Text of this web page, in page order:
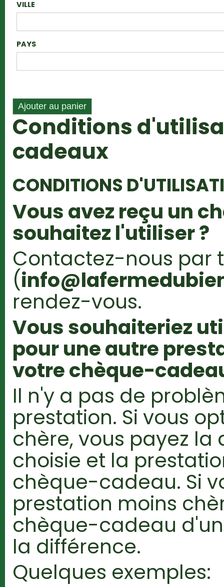
VILLE
PAYS
Conditions
cadeaux
CONDITIONS
Vous avez reçu un
souhaitez l'utiliser ?
Contactez-nous par
(
rendez-vous.
Vous souhaiteriez
pour une autre
votre chèque-
Il n'y a pas de
prestation. Si vous
chère, vous payez
choisie et la
chèque-cadeau. Si
prestation moins
chèque-cadeau
la différence.
Quelques exemples: